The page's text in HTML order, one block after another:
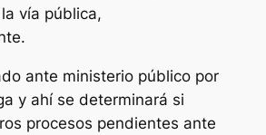
vía pública,
ante ministerio público por
y ahí se determinará si
procesos pendientes ante